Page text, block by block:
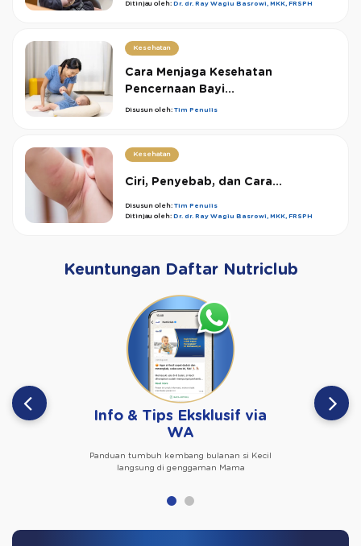
Ditinjau oleh: Dr. dr. Ray Wagiu Basrowi, MKK, FRSPH
Kesehatan
Cara Menjaga Kesehatan
Pencernaan Bayi...
Disusun oleh: Tim Penulis
Kesehatan
Ciri, Penyebab, dan Cara...
Disusun oleh: Tim Penulis
Ditinjau oleh: Dr. dr. Ray Wagiu Basrowi, MKK, FRSPH
Keuntungan Daftar Nutriclub
Info & Tips Eksklusif via
WA
Panduan tumbuh kembang bulanan si Kecil
langsung di genggaman Mama